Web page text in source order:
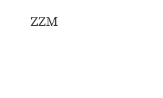
ZZM